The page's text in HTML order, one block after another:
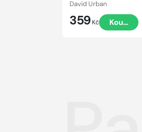
David Urban
359 Kč Koupit